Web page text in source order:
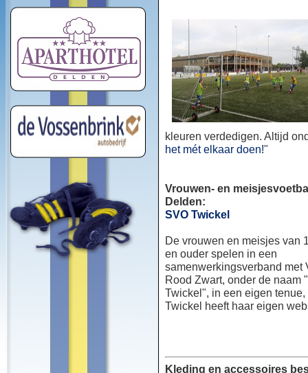
kleuren verdedigen. Altijd
het mét elkaar doen!"
Vrouwen- en
Delden:
SVO Twickel
De vrouwen en meisjes van
en ouder spelen in een
samenwerkingsverband met
Rood Zwart, onder de naam
Twickel", in een eigen
Twickel heeft haar eigen
Kleding en accessoires